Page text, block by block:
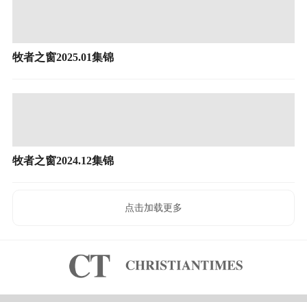
牧者之窗2025.01集锦
牧者之窗2024.12集锦
点击加载更多